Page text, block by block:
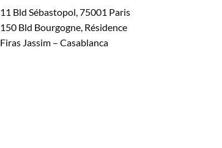
11 Bld Sébastopol, 75001 Paris
150 Bld Bourgogne, Résidence
Firas Jassim – Casablanca